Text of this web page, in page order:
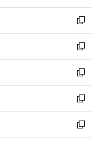
開
く
ウ
で
開
く
ン
ド
ウ
で
開
く
ウ
ィ
ン
ド
ウ
で
開
く
新
し
い
ウ
ィ
ン
ド
ウ
で
開
新
し
い
ウ
ィ
ン
ド
ウ
新
し
い
ウ
ィ
ン
新
し
い
ウ
新
し